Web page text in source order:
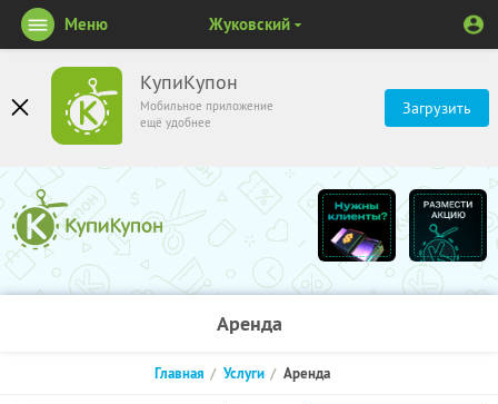
КупиКупон
Мобильное приложение
ещё удобнее
Загрузить
Меню Жуковский
Аренда
Главная Услуги Аренда